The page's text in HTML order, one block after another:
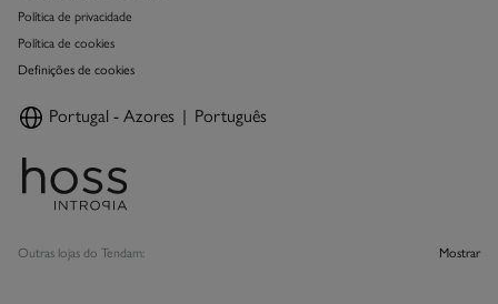
Política de privacidade
Política de cookies
Definições de cookies
Portugal - Azores Português
Outras lojas do Tendam: Mostrar